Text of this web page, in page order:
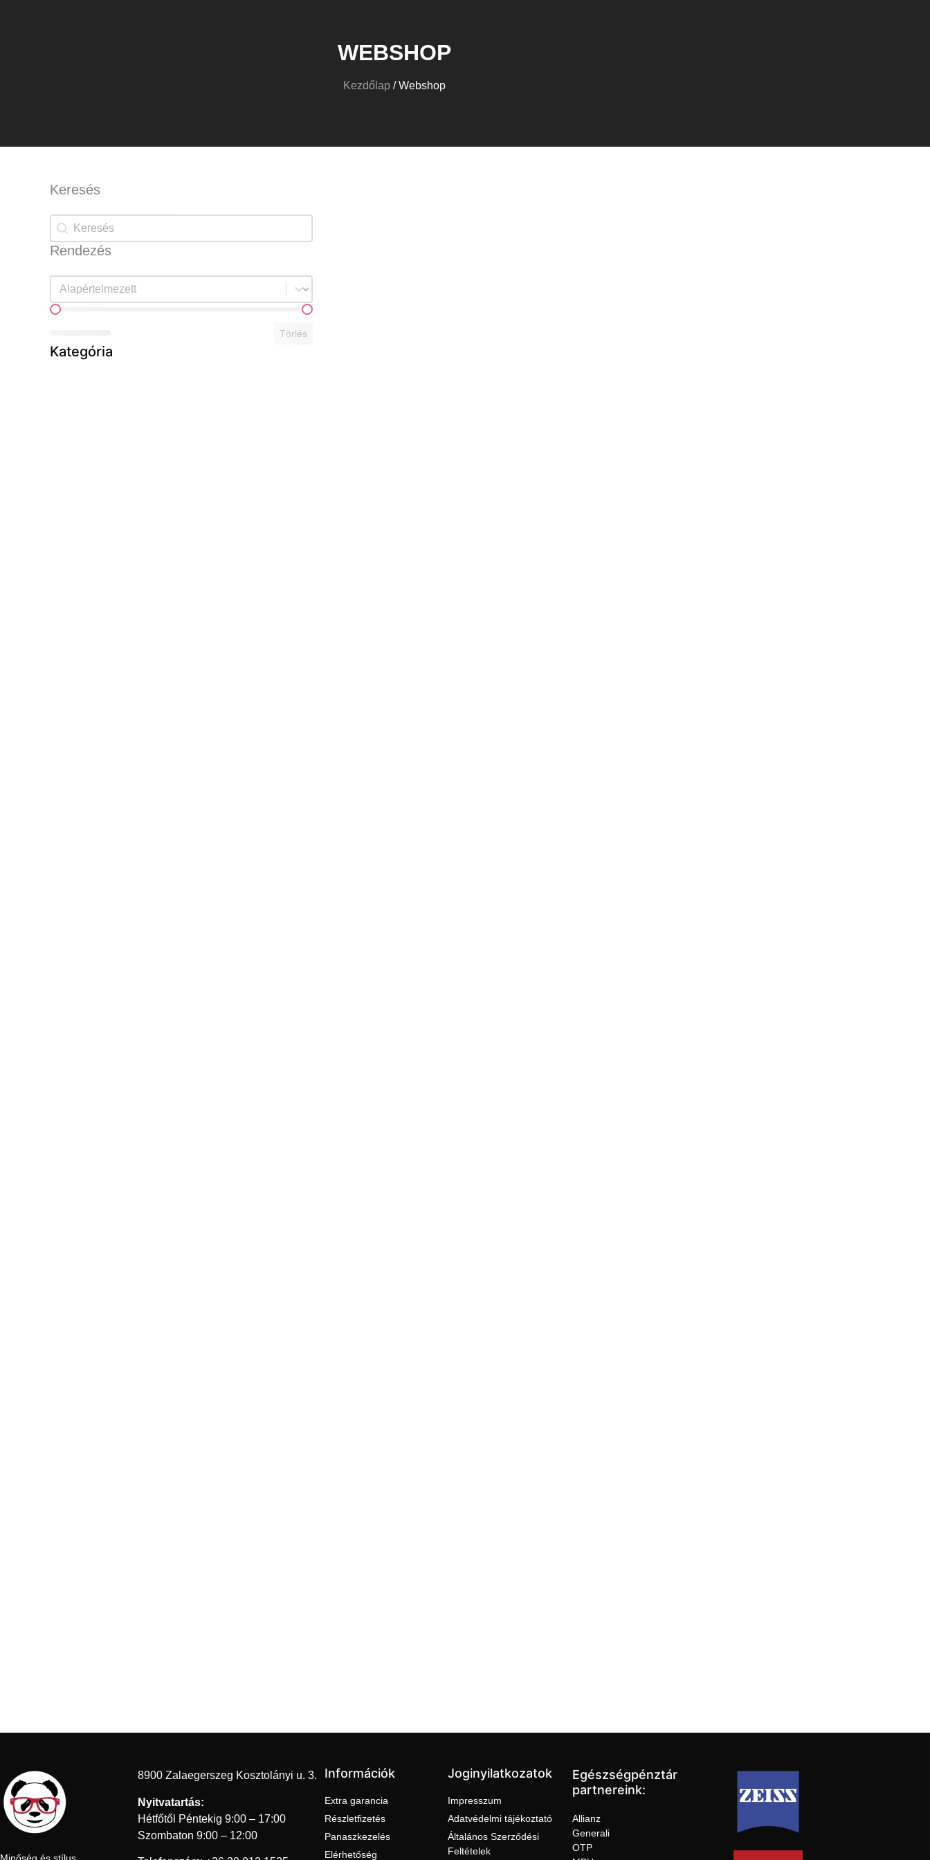
WEBSHOP
Kezdőlap / Webshop
Keresés
Keresés
Keresés
Rendezés
Rendezés
Rendezés
Ár szerint
Törlés
Kategória
8900 Zalaegerszeg Kosztolányi u. 3.
Nyitvatartás:
Hétfőtől Péntekig 9:00 – 17:00
Szombaton 9:00 – 12:00
Információk
Extra garancia
Részletfizetés
Panaszkezelés
Elérhetőség
Joginyilatkozatok
Impresszum
Adatvédelmi tájékoztató
Általános Szerződési
Feltételek
Egészségpénztár
partnereink:
Allianz
Generali
OTP